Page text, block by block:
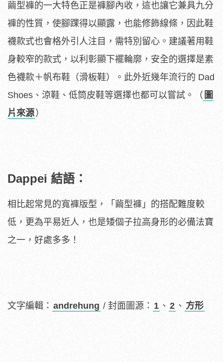
繭型褲的一大特色正是褲腳內收，這也讓它兼具九分
褲的性質，使腳踝得以顯露，也能修飾線條，因此鞋
襪款式也會格外引人注目，需特別留心。建議著用鞋
身較窄的款式，以利彰顯下襬輪廓，安全的選擇是素
色襪款＋帆布鞋（滑板鞋）。此外近幾年流行的 Dad
Shoes、涼鞋、低筒皮鞋等選擇也都可以嘗試。（ 圖
片來源 ）
Dappei 結語：
相比起常見的寬褲版型，「繭型褲」的搭配難度較
低，更為平易近人，也是矮個子拉高身形的必備法寶
之一，好處多多！
文字編輯： andrehung / 封面圖源： 1 、 2 、 方形